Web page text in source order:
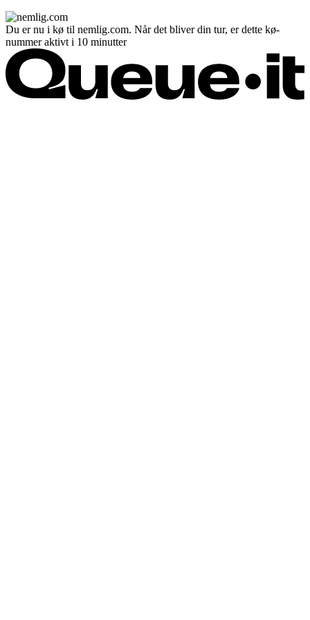
Du er nu i kø til nemlig.com. Når det bliver din tur, er dette kø-
nummer aktivt i 10 minutter